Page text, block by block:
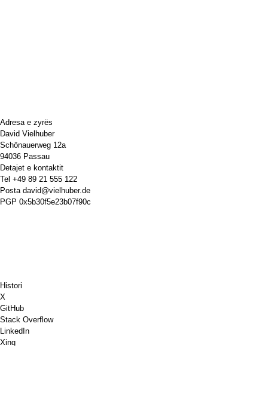
Adresa e zyrës
David Vielhuber
Schönauerweg 12a
94036 Passau
Detajet e kontaktit
Tel +49 89 21 555 122
Posta david@vielhuber.de
PGP 0x5b30f5e23b07f90c
Histori
X
GitHub
Stack Overflow
LinkedIn
Xing